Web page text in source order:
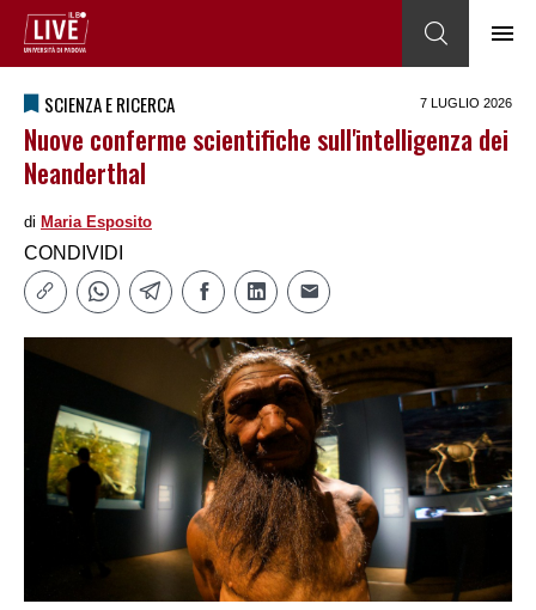
SCIENZA E RICERCA 7 LUGLIO 2026
Nuove conferme scientifiche sull'intelligenza dei
Neanderthal
di Maria Esposito
CONDIVIDI